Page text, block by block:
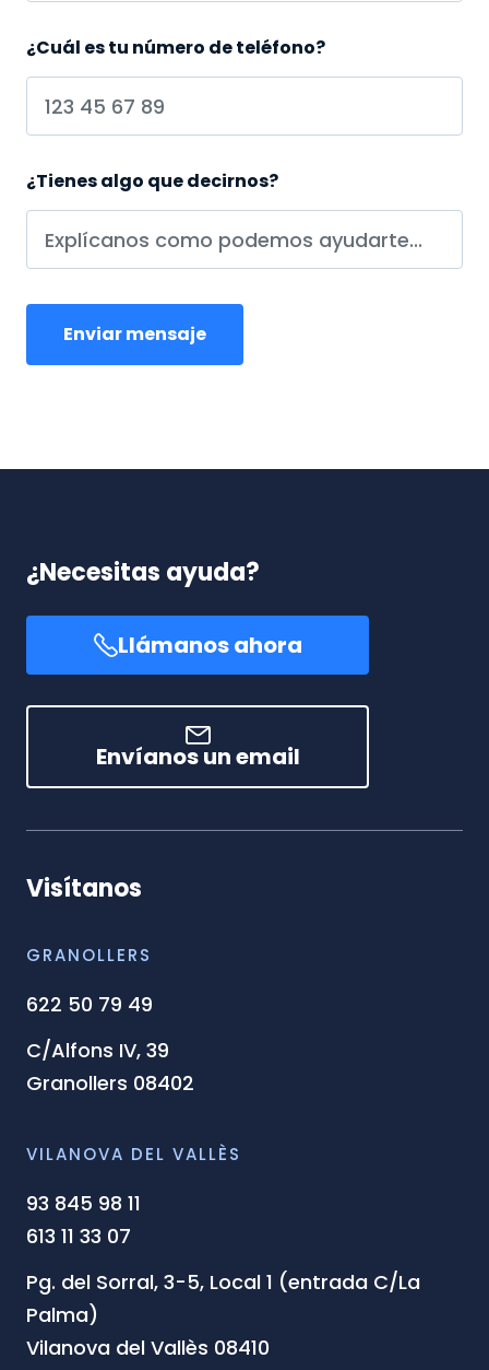
¿Cuál es tu número de teléfono?
¿Tienes algo que decirnos?
¿Necesitas ayuda?
Llámanos ahora
Envíanos un email
Visítanos
GRANOLLERS
622 50 79 49
C/Alfons IV, 39
Granollers 08402
VILANOVA DEL VALLÈS
93 845 98 11
613 11 33 07
Pg. del Sorral, 3-5, Local 1 (entrada C/La
Palma)
Vilanova del Vallès 08410